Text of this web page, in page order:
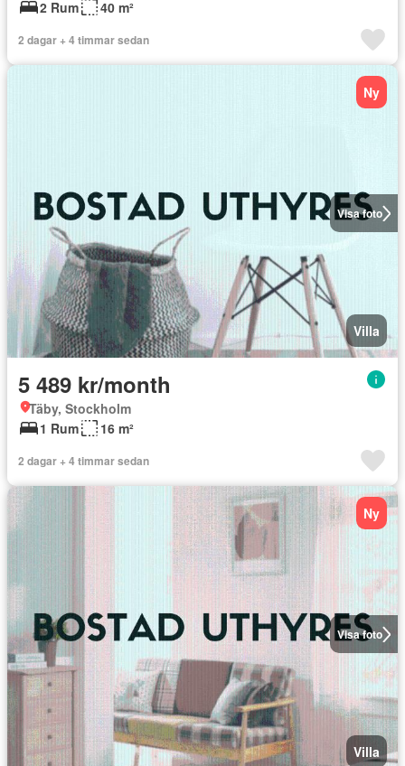
2 Rum 40 m²
2 dagar + 4 timmar sedan
Visa foto
Ny
Villa
5 489 kr/month
Täby, Stockholm
1 Rum
16 m²
2 dagar + 4 timmar sedan
Visa foto
Ny
Villa